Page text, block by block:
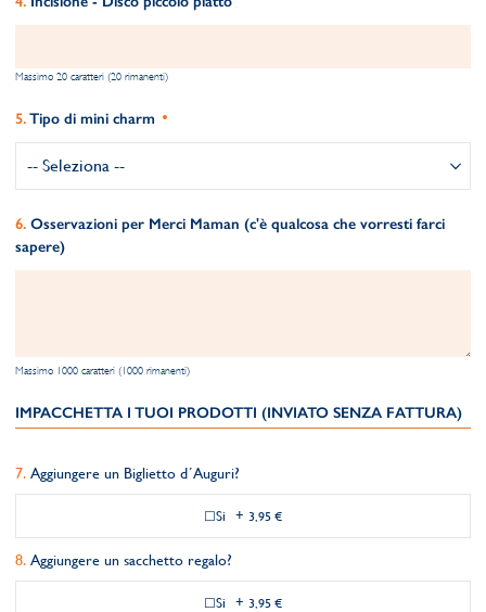
Massimo 20 caratteri (20 rimanenti)
Tipo di mini charm
Osservazioni per Merci Maman (c'è qualcosa che vorresti farci
sapere)
Massimo 1000 caratteri (1000 rimanenti)
IMPACCHETTA I TUOI PRODOTTI (INVIATO SENZA FATTURA)
Aggiungere un Biglietto d´Auguri?
Si + 3,95 €
Aggiungere un sacchetto regalo?
Si + 3,95 €